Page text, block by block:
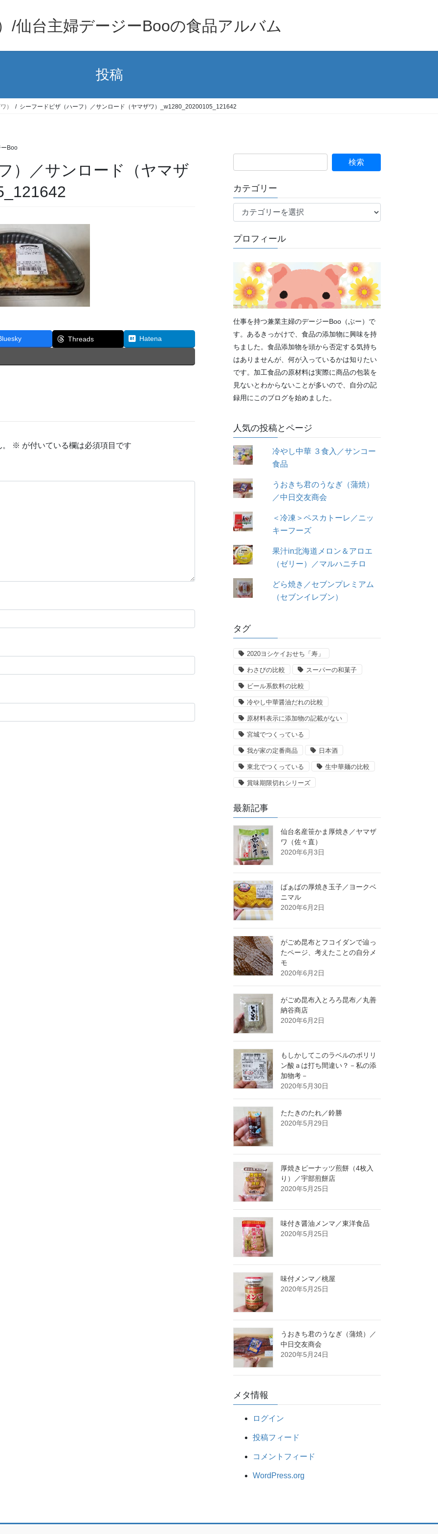
/仙台主婦デージーBooの食品アルバム
投稿
） シーフードピザ（ハーフ）／サンロード（ヤマザワ）_w1280_20200105_121642
Boo
）／サンロード（ヤマザ
Threads Hatena
※ が付いている欄は必須項目です
カテゴリー
テ
リ
プロフィール
仕事を持つ兼業主婦のデージーBoo（ぶー）で
す。あるきっかけで、食品の添加物に興味を持
ちました。食品添加物を頭から否定する気持ち
はありませんが、何が入っているかは知りたい
です。加工食品の原材料は実際に商品の包装を
見ないとわからないことが多いので、自分の記
録用にこのブログを始めました。
人気の投稿とページ
冷やし中華 ３食入／サンコー
食品
うおきち君のうなぎ（蒲焼）
／中日交友商会
＜冷凍＞ペスカトーレ／ニッ
キーフーズ
果汁in北海道メロン＆アロエ
（ゼリー）／マルハニチロ
どら焼き／セブンプレミアム
（セブンイレブン）
タグ
2020ヨシケイおせち「寿」
わさびの比較 スーパーの和菓子
ビール系飲料の比較
冷やし中華醤油だれの比較
原材料表示に添加物の記載がない
宮城でつくっている
我が家の定番商品 日本酒
東北でつくっている 生中華麺の比較
賞味期限切れシリーズ
最新記事
仙台名産笹かま厚焼き／ヤマザ
ワ（佐々直）
2020年6月3日
ばぁばの厚焼き玉子／ヨークベ
ニマル
2020年6月2日
がごめ昆布とフコイダンで辿っ
たページ、考えたことの自分メ
モ
2020年6月2日
がごめ昆布入とろろ昆布／丸善
納谷商店
2020年6月2日
もしかしてこのラベルのポリリ
ン酸ａは打ち間違い？－私の添
加物考－
2020年5月30日
たたきのたれ／鈴勝
2020年5月29日
厚焼きピーナッツ煎餅（4枚入
り）／宇部煎餅店
2020年5月25日
味付き醤油メンマ／東洋食品
2020年5月25日
味付メンマ／桃屋
2020年5月25日
うおきち君のうなぎ（蒲焼）／
中日交友商会
2020年5月24日
メタ情報
ログイン
投稿フィード
コメントフィード
WordPress.org